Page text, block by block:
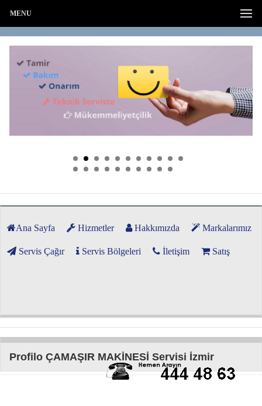
MENU
Ana Sayfa Hizmetler Hakkımızda Markalarımız
Servis Çağır Servis Bölgeleri İletişim Satış
Profilo ÇAMAŞIR MAKİNESİ Servisi İzmir